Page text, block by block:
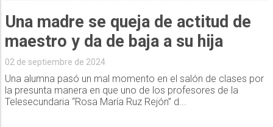
Una madre se queja de actitud de
maestro y da de baja a su hija
02 de septiembre de 2024
Una alumna pasó un mal momento en el salón de clases por
la presunta manera en que uno de los profesores de la
Telesecundaria “Rosa María Ruz Rejón” d...